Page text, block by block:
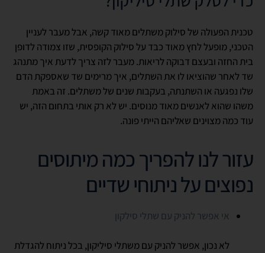
טכנית הפעולה של סילוק משתלים מאוד קשה, אבל מעבר לעניין
הטכני, מופעל לחץ מאוד כבד על סילוק הקופסית, שזו צמודה לדופן
בית החזה ובעצם דבוקה לריאות. מעבר לזה צריך לדעת איך מתנהג
שד לאחר שהוציאו לו את השתלים, איך מרימים שד שאספקת הדם
שלו נפגעה או השתנתה, בעקבות שנים של משתלים. זה באמת
משהו שהוא לאנשים מאוד מנוסים. יש לא רק אותי בתחום הזה, יש
עוד כמה מצוינים שאליהם הייתי פונה.
עזור לנו להפריך כמה מיתוסים
נפוצים על ניתוחי שדיים
אי אפשר להניק עם שתלי סילקון
לא נכון, אפשר להניק עם משתלי סיליקון, בכל ניתוח להגדלת